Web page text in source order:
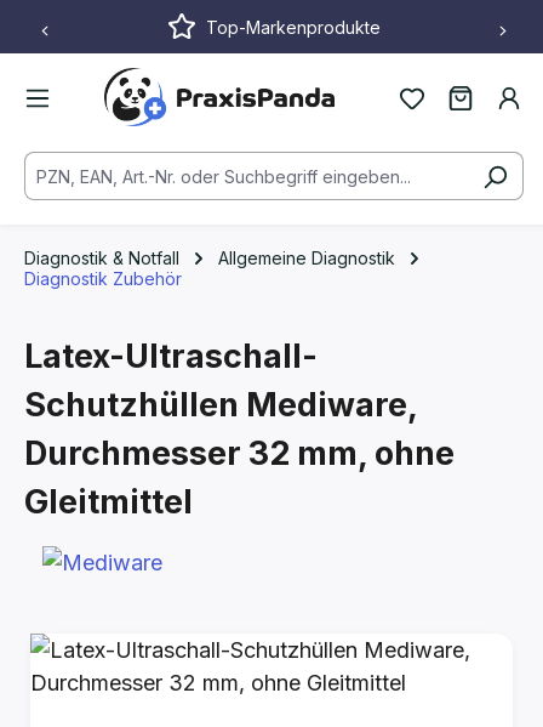
Zum Hauptinhalt springenTop-Markenprodukte
Diagnostik & Notfall
Allgemeine Diagnostik
Diagnostik Zubehör
Latex-Ultraschall-
Schutzhüllen Mediware,
Durchmesser 32 mm, ohne
Gleitmittel
Bildergalerie überspringen